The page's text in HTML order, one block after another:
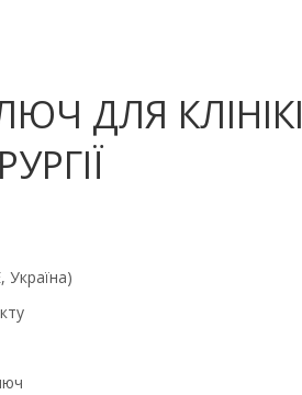
ДЛЯ КЛІНІКІ
Україна)